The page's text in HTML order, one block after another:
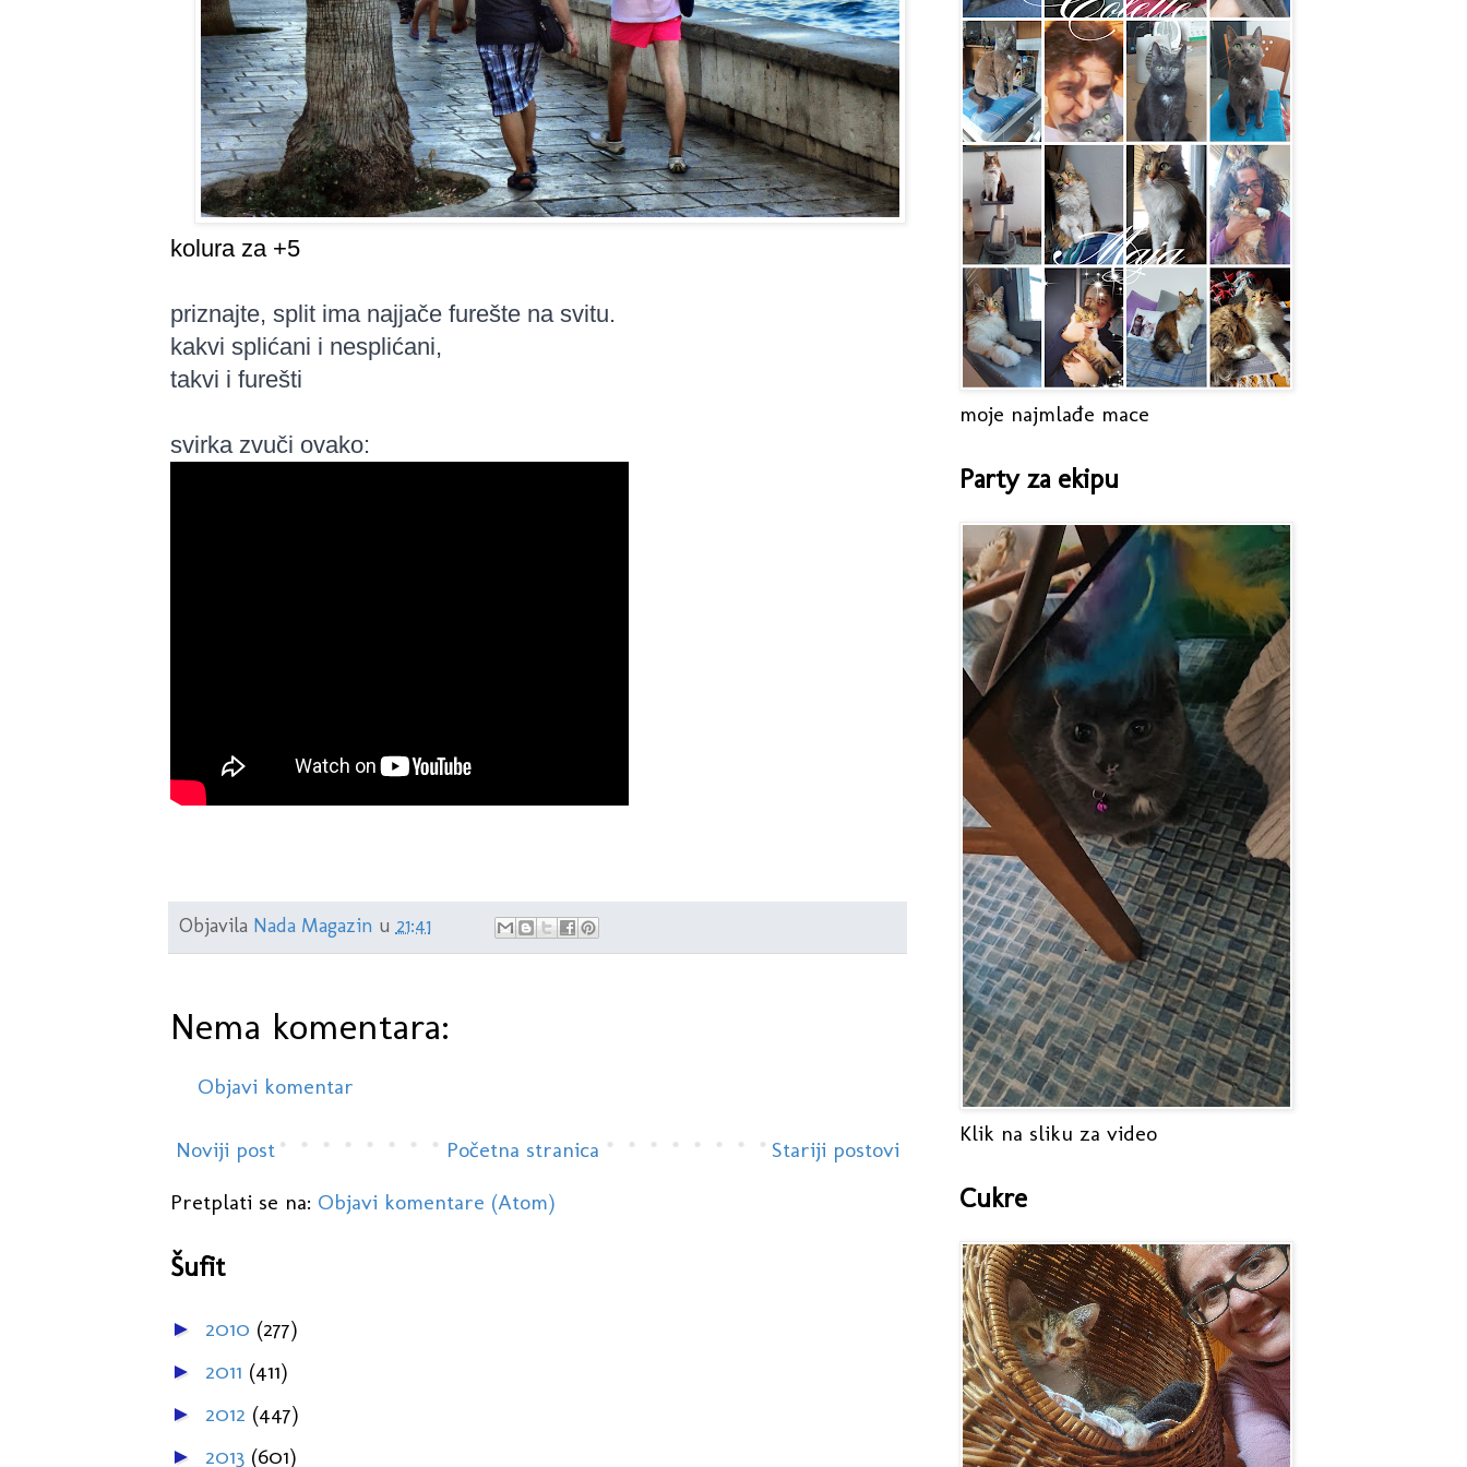
kolura za +5
priznajte, split ima najjače furešte na svitu.
kakvi splićani i nesplićani,
takvi i furešti
svirka zvuči ovako:
Objavila Nada Magazin u 21:41
Nema komentara:
Objavi komentar
Noviji post Stariji postovi
Početna stranica
Pretplati se na: Objavi komentare (Atom)
Šufit
► 2010 (277)
► 2011 (411)
► 2012 (447)
► 2013 (601)
moje najmlađe mace
Party za ekipu
Klik na sliku za video
Cukre